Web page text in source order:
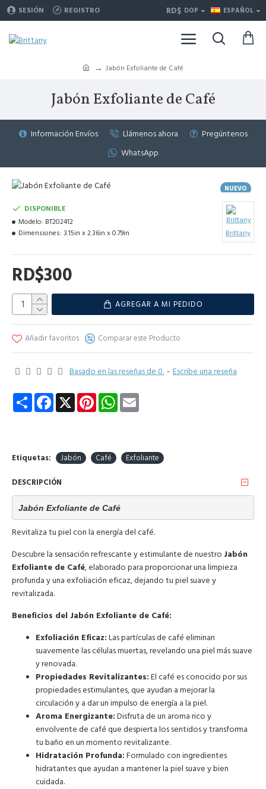
SESIÓN REGISTRO RD$ DOP ESPAÑOL
Jabón Exfoliante de Café
Jabón Exfoliante de Café
Información Envíos Llámenos ahora
Pregúntenos
WhatsApp
NUEVO
Basado en las reseñas de 0. - Escribe una reseña
RD$300
DISPONIBLE
Modelo: BT202412
Dimensiones: 3.15in x 2.36in x 0.79in Brittany
AGREGAR A MI PEDIDO
Añadir favoritos Comparar este Producto
Share Facebook
X PinterestWhatsApp
Etiquetas: Jabón Café Exfoliante
DESCRIPCIÓN
Jabón Exfoliante de Café
Revitaliza tu piel con la energía del café.
Descubre la sensación refrescante y estimulante de nuestro Jabón
Exfoliante de Café, elaborado para proporcionar una limpieza
profunda y una exfoliación eficaz, dejando tu piel suave y
revitalizada.
Beneficios del Jabón Exfoliante de Café:
Exfoliación Eficaz: Las partículas de café eliminan
suavemente las células muertas, revelando una piel más suave
y renovada.
Propiedades Revitalizantes: El café es conocido por sus
propiedades estimulantes, que ayudan a mejorar la
circulación y a dar un impulso de energía a la piel.
Aroma Energizante: Disfruta de un aroma rico y
envolvente de café que despierta los sentidos y transforma
tu baño en un momento revitalizante.
Hidratación Profunda: Formulado con ingredientes
hidratantes que ayudan a mantener la piel suave y bien
cuidada.